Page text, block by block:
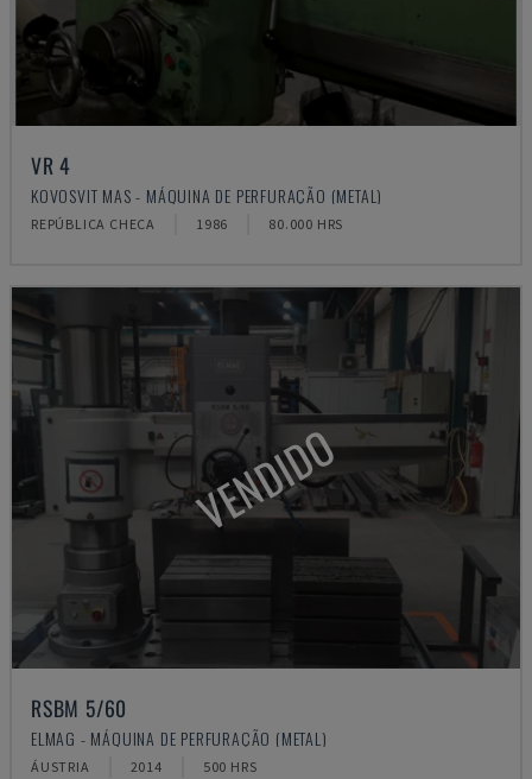
VR 4
KOVOSVIT MAS - MÁQUINA DE PERFURAÇÃO (METAL)
REPÚBLICA CHECA 1986 80.000 HRS
VENDIDO
RSBM 5/60
ELMAG - MÁQUINA DE PERFURAÇÃO (METAL)
ÁUSTRIA 2014 500 HRS